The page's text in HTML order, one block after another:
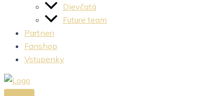
Dievčatá
Future team
Partneri
Fanshop
Vstupenky